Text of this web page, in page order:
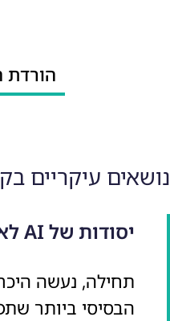
הורדת
נושאים עיקריים
יסודות של AI לאנשי פיננסים
תחילה, נעשה
הבסיסי ביותר